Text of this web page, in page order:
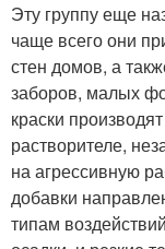
Эту группу еще
чаще всего они
стен домов, а
заборов, малых
краски
растворителе,
на агрессивную
добавки
типам